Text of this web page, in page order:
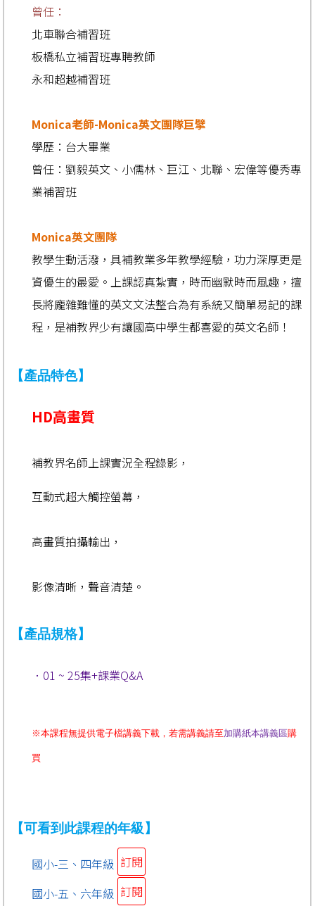
曾任：
北車聯合補習班
板橋私立補習班專聘教師
永和超越補習班
Monica老師-Monica英文團隊巨擘
學歷：台大畢業
曾任：劉毅英文、小儒林、巨江、北聯、宏偉等優秀專
業補習班
Monica英文團隊
教學生動活潑，具補教業多年教學經驗，功力深厚更是
資優生的最愛。上課認真紮實，時而幽默時而風趣，擅
長將龐雜難懂的英文文法整合為有系統又簡單易記的課
程，是補教界少有讓國高中學生都喜愛的英文名師！
【產品特色】
HD高畫質
補教界名師上課實況全程錄影，
互動式超大觸控螢幕，
高畫質拍攝輸出，
影像清晰，聲音清楚。
【產品規格】
．01 ~ 25集+課業Q&A
※本課程無提供電子檔講義下載，若需講義請至加購紙本講義區購
買
【可看到此課程的年級】
國小-三、四年級 訂閱
國小-五、六年級 訂閱